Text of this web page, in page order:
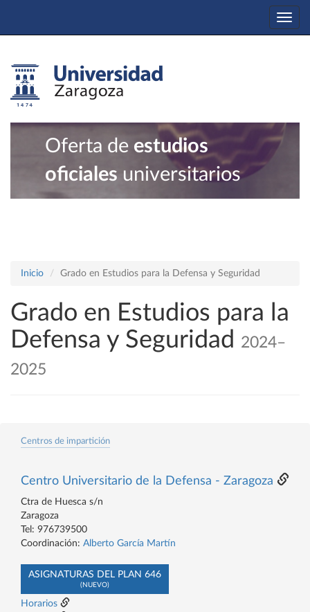
Oferta de estudios
oficiales universitarios
Inicio Grado en Estudios para la Defensa y Seguridad
Grado en Estudios para la
Defensa y Seguridad
2024–
2025
Centros de impartición
Centro Universitario de la Defensa - Zaragoza
Ctra de Huesca s/n
Zaragoza
Tel: 976739500
Coordinación: Alberto García Martín
ASIGNATURAS DEL PLAN 646
(NUEVO)
Horarios